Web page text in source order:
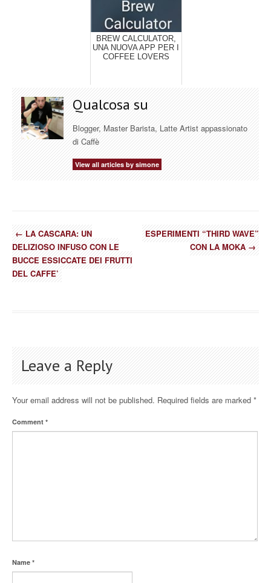
BREW CALCULATOR,
UNA NUOVA APP PER I
COFFEE LOVERS
Qualcosa su
Blogger, Master Barista, Latte Artist appassionato
di Caffè
View all articles by simone
←LA CASCARA: UN
DELIZIOSO INFUSO CON LE
BUCCE ESSICCATE DEI FRUTTI
DEL CAFFE’
ESPERIMENTI “THIRD WAVE”
CON LA MOKA→
Leave a Reply
Your email address will not be published. Required fields are marked *
Comment *
Name *